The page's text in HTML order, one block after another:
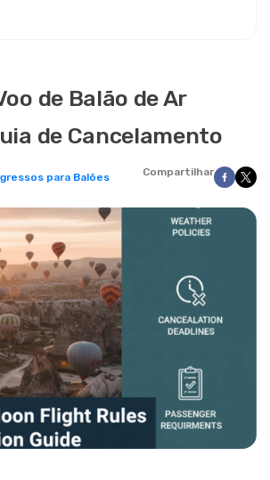
de Balão de Ar
de Cancelamento
para Balões Compartilhar